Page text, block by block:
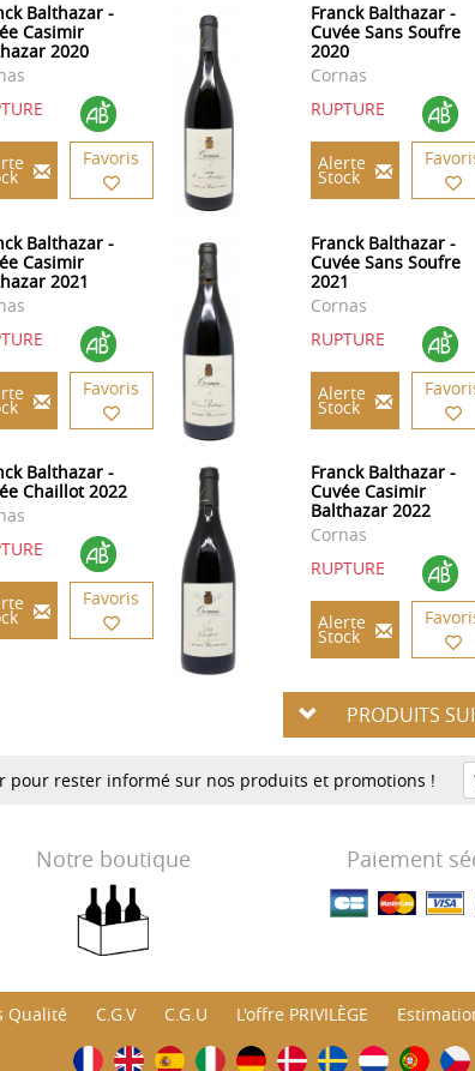
Balthazar -
Casimir
2020
Favoris
Franck Balthazar -
Cuvée Sans Soufre
2020
Cornas
RUPTURE
Alerte
Stock
Balthazar -
Casimir
2021
Favoris
Franck Balthazar -
Cuvée Sans Soufre
2021
Cornas
RUPTURE
Alerte
Stock
Balthazar -
Chaillot 2022
Favoris
Franck Balthazar -
Cuvée Casimir
Balthazar 2022
Cornas
RUPTURE
Alerte
Stock
PRODUITS
pour rester informé sur nos produits et promotions !
Notre boutique Paiement
Qualité C.G.V C.G.U L'offre PRIVILÈGE